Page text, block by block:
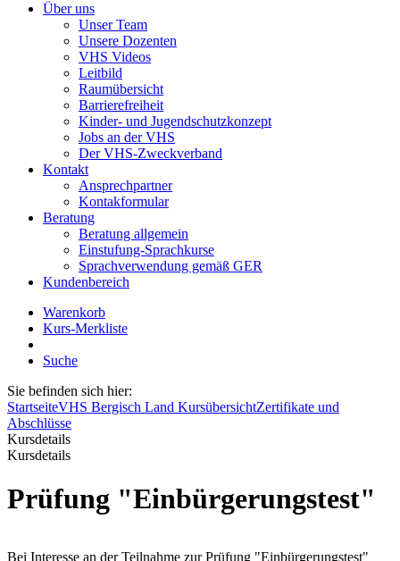
Über uns
Unser Team
Unsere Dozenten
VHS Videos
Leitbild
Raumübersicht
Barrierefreiheit
Kinder- und Jugendschutzkonzept
Jobs an der VHS
Der VHS-Zweckverband
Kontakt
Ansprechpartner
Kontakformular
Beratung
Beratung allgemein
Einstufung-Sprachkurse
Sprachverwendung gemäß GER
Kundenbereich
Warenkorb
Kurs-Merkliste
Suche
Sie befinden sich hier:
StartseiteVHS Bergisch Land KursübersichtZertifikate und
Abschlüsse
Kursdetails
Kursdetails
Prüfung "Einbürgerungstest"
Bei Interesse an der Teilnahme zur Prüfung "Einbürgerungstest"